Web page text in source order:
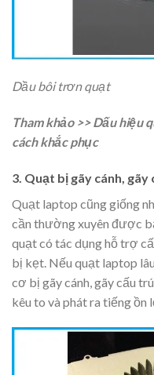
Dầu bôi trơn quạt
Tham khảo >> Dấu hiệu
cách khắc phục
3. Quạt bị gãy cánh,
Quạt laptop cũng giống
cần thường xuyên được
quạt có tác dụng hỗ trợ
bị kẹt. Nếu quạt laptop
cơ bị gãy cánh, gãy cấu
kêu to và phát ra tiếng ồn